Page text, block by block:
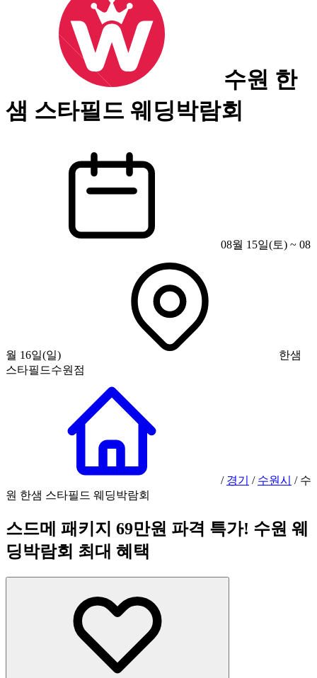
수원 한
샘 스타필드 웨딩박람회
08월 15일(토) ~ 08
월 16일(일)
한샘
스타필드수원점
/ 경기 / 수원시 / 수
원 한샘 스타필드 웨딩박람회
스드메 패키지 69만원 파격 특가! 수원 웨
딩박람회 최대 혜택